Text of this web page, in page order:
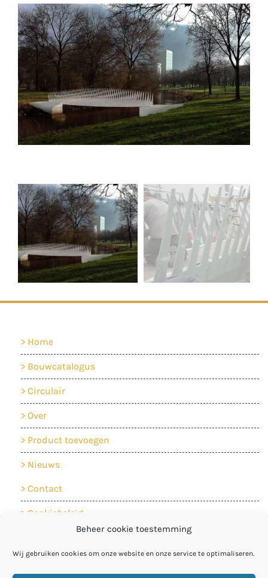
Beheer cookie toestemming
Wij gebruiken cookies om onze website en onze service te optimaliseren.
Home
Bouwcatalogus
Circulair
Over
Product toevoegen
Nieuws
Contact
Cookiebeleid